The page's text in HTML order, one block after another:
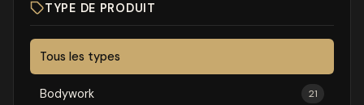
TYPE DE PRODUIT
Tous les types
Bodywork 21